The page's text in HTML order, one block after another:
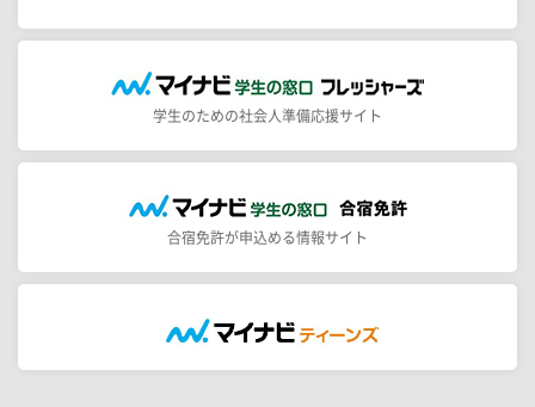
学生のための社会人準備応援サイト
合宿免許が申込める情報サイト